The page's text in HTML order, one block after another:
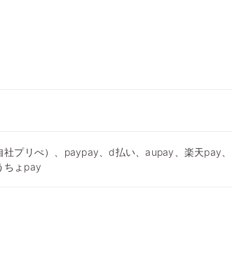
社プリぺ）、paypay、d払い、aupay、楽天pay、
ちょpay